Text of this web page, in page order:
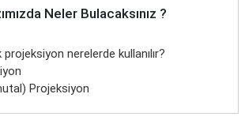
Neler Bulacaksınız ?
nerelerde kullanılır?
Projeksiyon